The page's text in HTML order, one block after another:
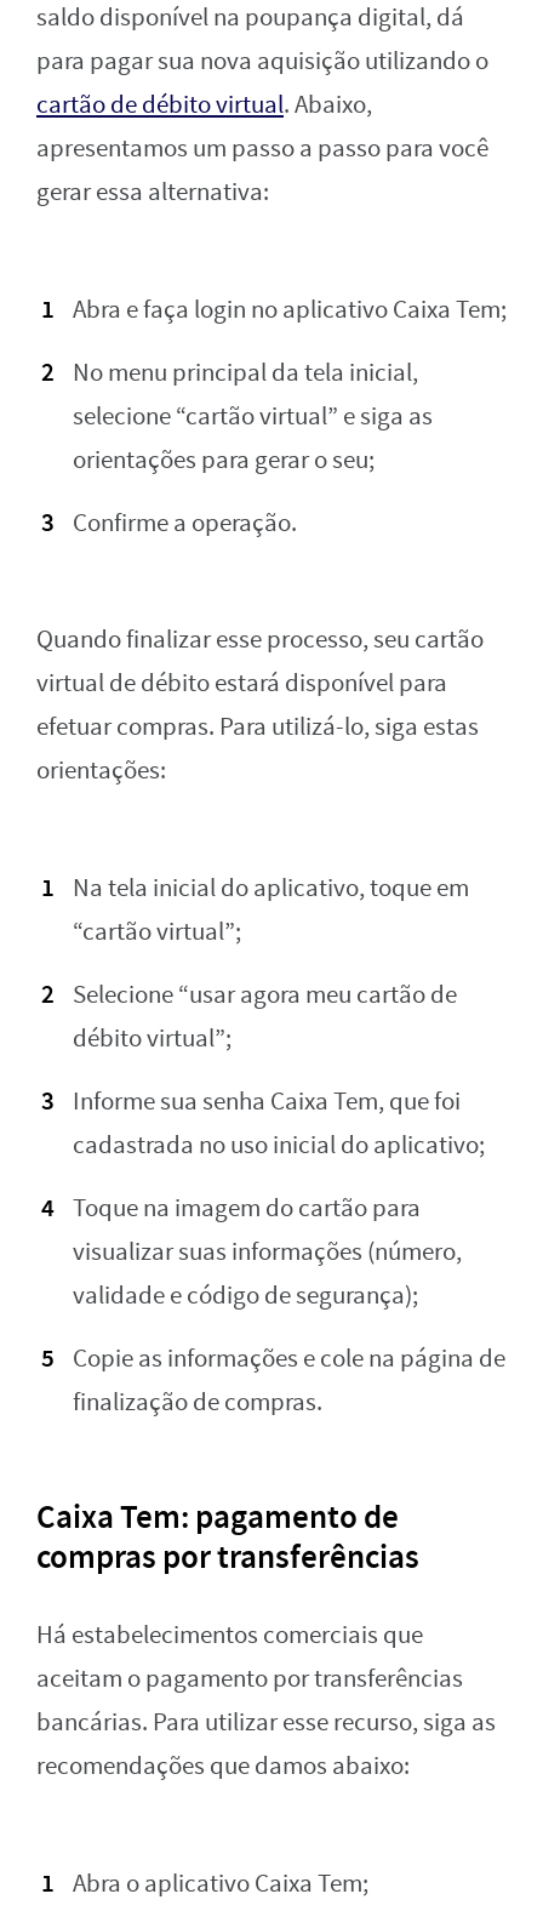
saldo disponível na poupança digital, dá
para pagar sua nova aquisição utilizando o
cartão de débito virtual. Abaixo,
apresentamos um passo a passo para você
gerar essa alternativa:
Abra e faça login no aplicativo Caixa Tem;
No menu principal da tela inicial,
selecione “cartão virtual” e siga as
orientações para gerar o seu;
Confirme a operação.
Quando finalizar esse processo, seu cartão
virtual de débito estará disponível para
efetuar compras. Para utilizá-lo, siga estas
orientações:
Na tela inicial do aplicativo, toque em
“cartão virtual”;
Selecione “usar agora meu cartão de
débito virtual”;
Informe sua senha Caixa Tem, que foi
cadastrada no uso inicial do aplicativo;
Toque na imagem do cartão para
visualizar suas informações (número,
validade e código de segurança);
Copie as informações e cole na página de
finalização de compras.
Caixa Tem: pagamento de
compras por transferências
Há estabelecimentos comerciais que
aceitam o pagamento por transferências
bancárias. Para utilizar esse recurso, siga as
recomendações que damos abaixo:
Abra o aplicativo Caixa Tem;